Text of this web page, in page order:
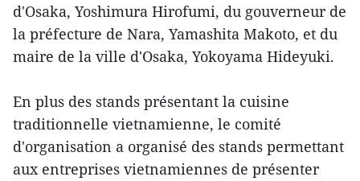
d'Osaka, Yoshimura Hirofumi, du gouverneur de
la préfecture de Nara, Yamashita Makoto, et du
maire de la ville d'Osaka, Yokoyama Hideyuki.
En plus des stands présentant la cuisine
traditionnelle vietnamienne, le comité
d'organisation a organisé des stands permettant
aux entreprises vietnamiennes de présenter